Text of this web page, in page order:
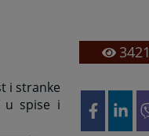
i stranke
u spise i
3421